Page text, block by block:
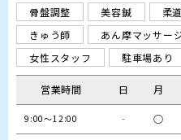
骨盤調整 美容鍼 柔
きゅう師
あん摩マッサー
女性スタッフ
駐車場あり
営業時間 日 月
9:00～12:00 ‐ ○